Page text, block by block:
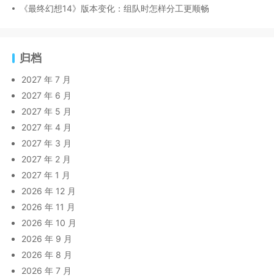
《最终幻想14》版本变化：组队时怎样分工更顺畅
归档
2027 年 7 月
2027 年 6 月
2027 年 5 月
2027 年 4 月
2027 年 3 月
2027 年 2 月
2027 年 1 月
2026 年 12 月
2026 年 11 月
2026 年 10 月
2026 年 9 月
2026 年 8 月
2026 年 7 月